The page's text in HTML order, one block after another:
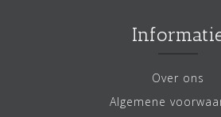
Over ons
Algemene